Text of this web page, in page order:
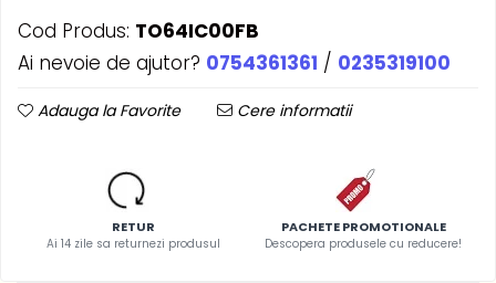
Cod Produs: TO64IC00FB
Ai nevoie de ajutor? 0754361361 / 0235319100
Adauga la Favorite Cere informatii
RETUR
Ai 14 zile sa returnezi produsul
PACHETE PROMOTIONALE
Descopera produsele cu reducere!